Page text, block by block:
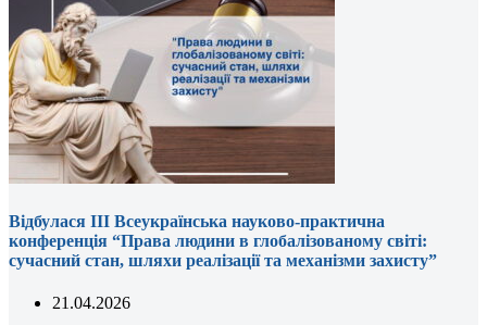
Відбулася ІІІ Всеукраїнська науково-практична
конференція “Права людини в глобалізованому світі:
сучасний стан, шляхи реалізації та механізми захисту”
21.04.2026